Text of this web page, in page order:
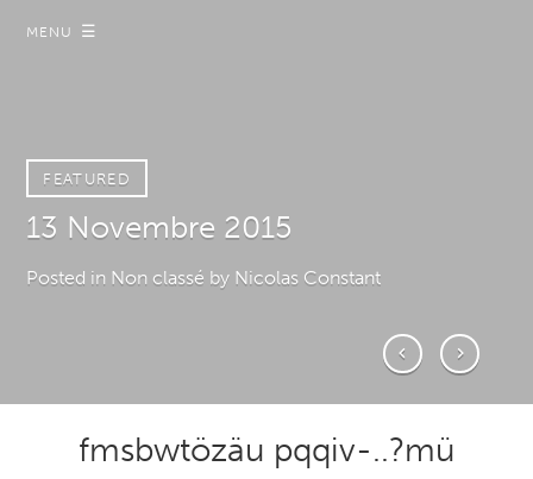
FEATURED
13 Novembre 2015
Posted in Non classé by Nicolas Constant
FEATURED
Loi Renseignement
Posted in A Demi-Mot by Nicolas Constant
MENU ☰
fmsbwtözäu pqqiv-..?mü